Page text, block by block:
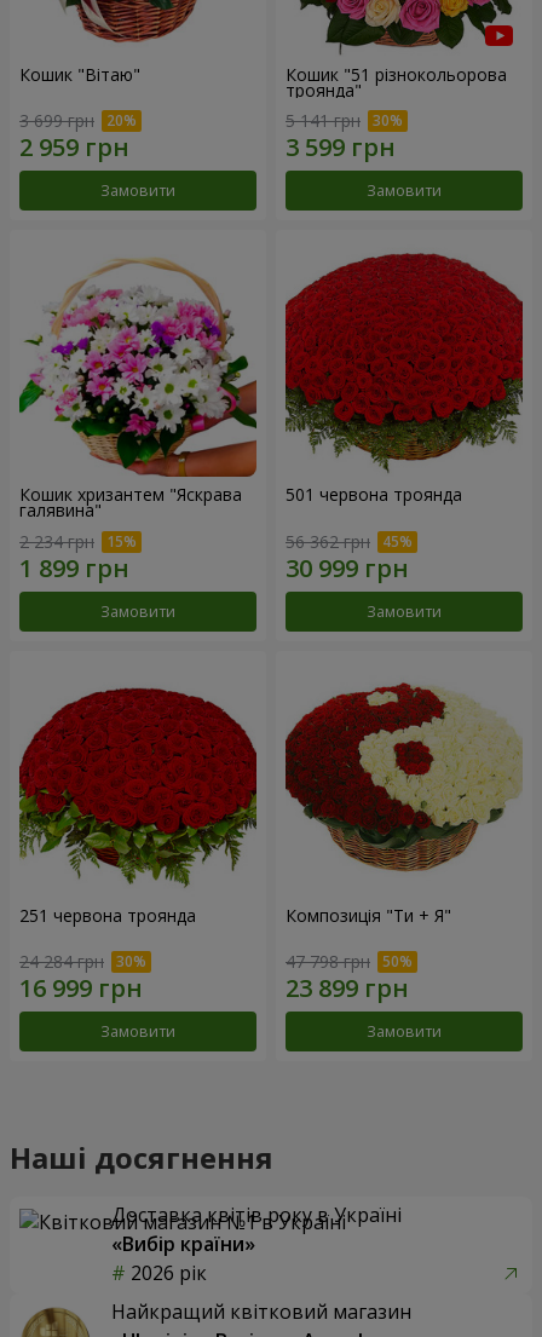
Кошик "Вітаю"
3 699 грн
Замовити
Кошик "51 різнокольорова
троянда"
5 141 грн
Замовити
Кошик хризантем "Яскрава
галявина"
2 234 грн
Замовити
501 червона троянда
56 362 грн
Замовити
251 червона троянда
24 284 грн
Замовити
Композиція "Ти + Я"
47 798 грн
Замовити
Наші досягнення
Доставка квітів року в Україні
«Вибір країни»
2026 рік
Найкращий квітковий магазин